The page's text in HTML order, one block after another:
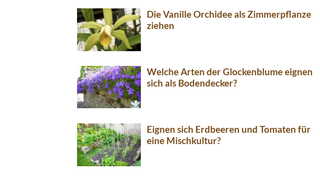
Die Vanille Orchidee als Zimmerpflanze
ziehen
Welche Arten der Glockenblume eignen
sich als Bodendecker?
Eignen sich Erdbeeren und Tomaten für
eine Mischkultur?